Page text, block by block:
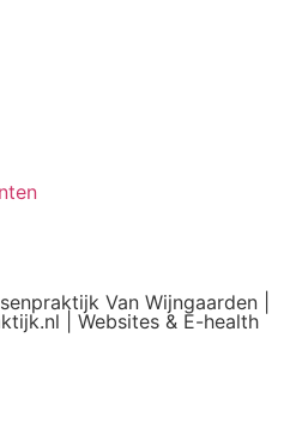
Van Wijngaarden |
| Websites & E-health